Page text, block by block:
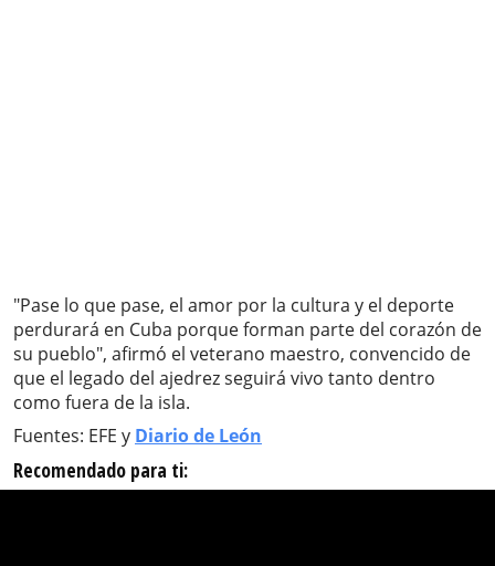
"Pase lo que pase, el amor por la cultura y el deporte
perdurará en Cuba porque forman parte del corazón de
su pueblo", afirmó el veterano maestro, convencido de
que el legado del ajedrez seguirá vivo tanto dentro
como fuera de la isla.
Fuentes: EFE y Diario de León
Recomendado para ti: